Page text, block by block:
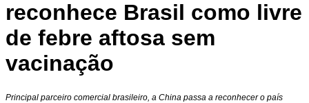
reconhece Brasil como livre
de febre aftosa sem
vacinação
Principal parceiro comercial brasileiro, a China passa a reconhecer o país